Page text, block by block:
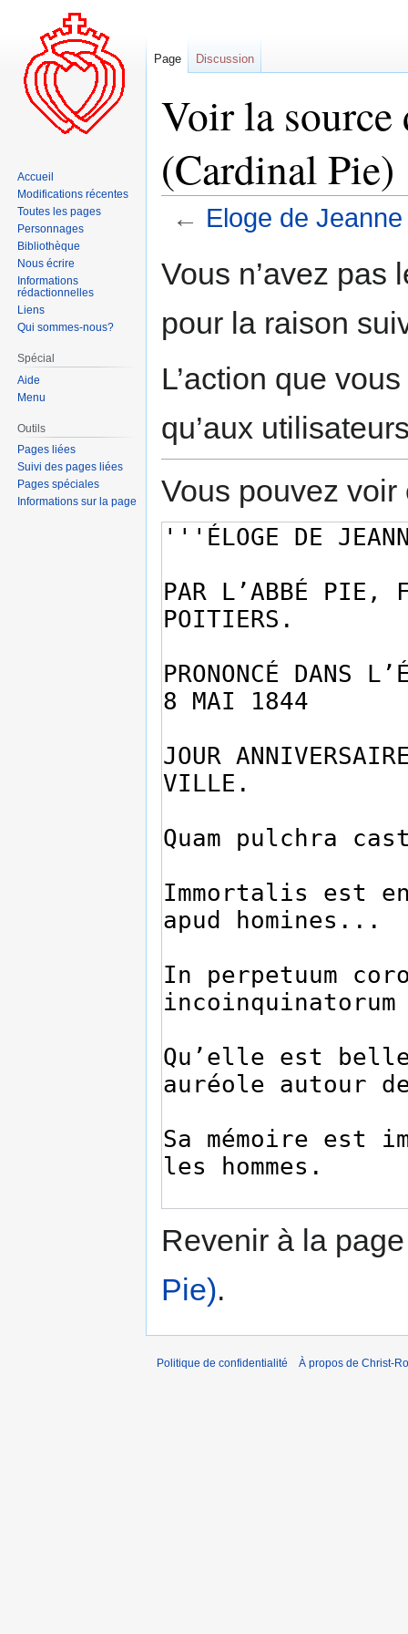
Voir la source
(Cardinal Pie)
← Eloge de
à
navigation
à
recherche
Vous n’avez pas
pour la raison
L’action que
qu’aux
Vous pouvez
Revenir à la
Pie).
Page Discussion
Accueil
Modifications récentes
Toutes les pages
Personnages
Bibliothèque
Nous écrire
Informations
rédactionnelles
Liens
Qui sommes-nous?
Spécial
Aide
Menu
Outils
Pages liées
Suivi des pages liées
Pages spéciales
Informations sur la page
Politique de confidentialité À propos de Christ-